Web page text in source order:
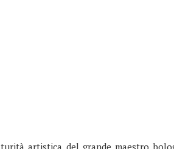
artistica del grande maestro